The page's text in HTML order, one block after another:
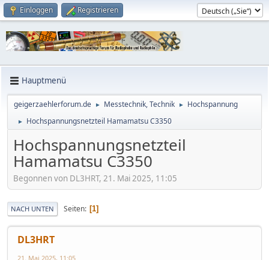
Einloggen Registrieren
Hauptmenü
geigerzaehlerforum.de ► Messtechnik, Technik ► Hochspannung
► Hochspannungsnetzteil Hamamatsu C3350
Hochspannungsnetzteil
Hamamatsu C3350
Begonnen von DL3HRT, 21. Mai 2025, 11:05
NACH UNTEN Seiten 1
DL3HRT
21. Mai 2025, 11:05